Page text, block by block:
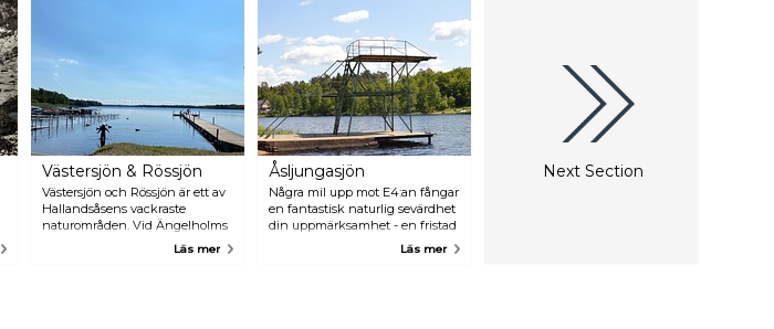
Västersjön & Rössjön
Västersjön och Rössjön är ett av
Hallandsåsens vackraste
naturområden. Vid Ängelholms
största sjö Västersjön kan duLäs mer
Åsljungasjön
Några mil upp mot E4:an fångar
en fantastisk naturlig sevärdhet
din uppmärksamhet - en fristad
för dem som älskar varma sjöar
Läs mer
Next Section